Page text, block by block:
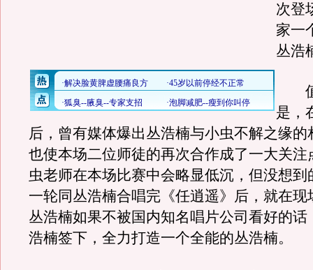
次登
家一
丛浩
值
是，
后，曾有媒体爆出丛浩楠与小虫不解之缘的
也使本场二位师徒的再次合作成了一大关注
虫老师在本场比赛中会略显低沉，但没想到
一轮同丛浩楠合唱完《任逍遥》后，就在现
丛浩楠如果不被国内知名唱片公司看好的话
浩楠签下，全力打造一个全能的丛浩楠